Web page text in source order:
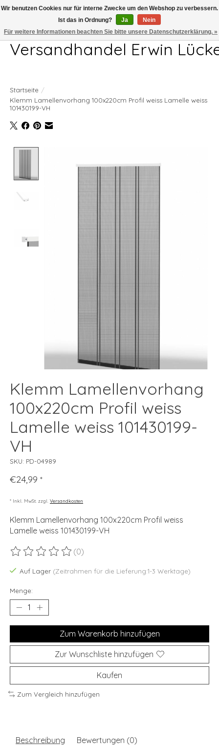
Telefon 04407 715872 MO-DO 7.00-17.00Uhr FR 7.00-13.00Uhr
Versandhandel Erwin
Startseite /
Klemm Lamellenvorhang 100x220cm Profil weiss Lamelle weiss
101430199-VH
Klemm Lamellenvorhang
100x220cm Profil weiss
Lamelle weiss 101430199-
VH
SKU: PD-04989
€24,99 *
* Inkl. MwSt. zzgl. Versandkosten
Klemm Lamellenvorhang 100x220cm Profil weiss
Lamelle weiss 101430199-VH
Die Bewertung dieses Produkts ist
(0)
Auf Lager (Zeitrahmen für die Lieferung:1-3 Werktage)
Menge:
Zum Warenkorb hinzufügen
Zur Wunschliste hinzufügen
Kaufen
Zum Vergleich hinzufügen
Beschreibung Bewertungen (0)
Wir benutzen Cookies nur für interne Zwecke um den Webshop zu verbessern.
Ist das in Ordnung?
Ja
Nein
Für weitere Informationen beachten Sie bitte unsere Datenschutzerklärung. »